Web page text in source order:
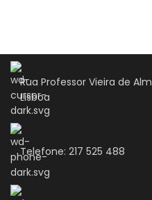
Rua Professor Vieira de
Lisboa
Telefone: 217 525 488